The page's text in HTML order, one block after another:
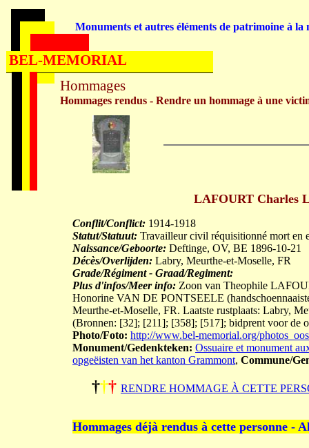
LAFOURT Charles
Conflit/Conflict: 1914-1918
Statut/Statuut: Travailleur civil réquisitionné mort en
Naissance/Geboorte: Deftinge, OV, BE 1896-10-21
Décès/Overlijden: Labry, Meurthe-et-Moselle, FR
Grade/Régiment - Graad/Regiment:
Plus d'infos/Meer info: Zoon van Theophile
Honorine VAN DE PONTSEELE
Meurthe-et-Moselle, FR. Laatste rustplaats: Labry,
(Bronnen: [32]; [211]; [358]; [517]; bidprent voor de
Photo/Foto: http://www.bel-memorial.org/
Monument/Gedenkteken: Ossuaire et monument
opgeëisten van het kanton Grammont, Commune/
††† RENDRE HOMMAGE À CETTE
Hommages déjà rendus à cette personne -
Hommages
Hommages rendus - Rendre un hommage à une
Monuments et autres éléments de patrimoine à la
BEL-MEMORIAL